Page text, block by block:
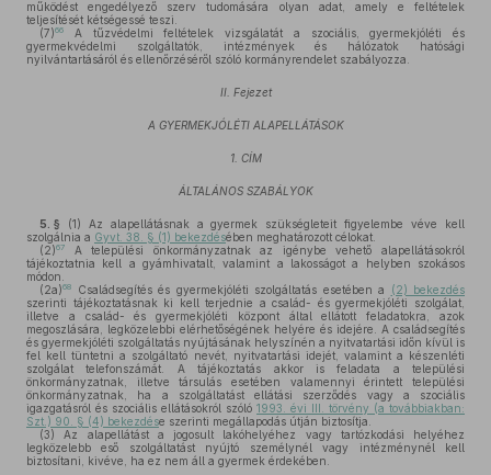
működést engedélyező szerv tudomására olyan adat, amely e feltételek
teljesítését kétségessé teszi.
(7)66
A tűzvédelmi feltételek vizsgálatát a szociális, gyermekjóléti és
gyermekvédelmi szolgáltatók, intézmények és hálózatok hatósági
nyilvántartásáról és ellenőrzéséről szóló kormányrendelet szabályozza.
II. Fejezet
A GYERMEKJÓLÉTI ALAPELLÁTÁSOK
1. CÍM
ÁLTALÁNOS SZABÁLYOK
5. § (1) Az alapellátásnak a gyermek szükségleteit figyelembe véve kell
szolgálnia a Gyvt. 38. § (1) bekezdésében meghatározott célokat.
(2)67
A települési önkormányzatnak az igénybe vehető alapellátásokról
tájékoztatnia kell a gyámhivatalt, valamint a lakosságot a helyben szokásos
módon.
(2a)68 Családsegítés és gyermekjóléti szolgáltatás esetében a
(2) bekezdés
szerinti tájékoztatásnak ki kell terjednie a család- és gyermekjóléti szolgálat,
illetve a család- és gyermekjóléti központ által ellátott feladatokra, azok
megoszlására, legközelebbi elérhetőségének helyére és idejére. A családsegítés
és gyermekjóléti szolgáltatás nyújtásának helyszínén a nyitvatartási időn kívül is
fel kell tüntetni a szolgáltató nevét, nyitvatartási idejét, valamint a készenléti
szolgálat telefonszámát. A tájékoztatás akkor is feladata a települési
önkormányzatnak, illetve társulás esetében valamennyi érintett települési
önkormányzatnak, ha a szolgáltatást ellátási szerződés vagy a szociális
igazgatásról és szociális ellátásokról szóló 1993. évi III. törvény (a továbbiakban:
Szt.) 90. § (4) bekezdése szerinti megállapodás útján biztosítja.
(3) Az alapellátást a jogosult lakóhelyéhez vagy tartózkodási helyéhez
legközelebb eső szolgáltatást nyújtó személynél vagy intézménynél kell
biztosítani, kivéve, ha ez nem áll a gyermek érdekében.